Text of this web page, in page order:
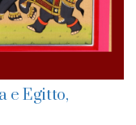
e Egitto,